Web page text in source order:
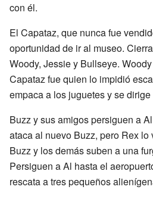
con él.
El Capataz, que nunca fue
oportunidad de ir al museo.
Woody, Jessie y Bullseye.
Capataz fue quien lo impidió
empaca a los juguetes y se
Buzz y sus amigos persiguen a
ataca al nuevo Buzz, pero Rex lo
Buzz y los demás suben a una
Persiguen a Al hasta el
rescata a tres pequeños